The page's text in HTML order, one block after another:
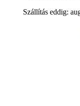
Szállítás eddig: